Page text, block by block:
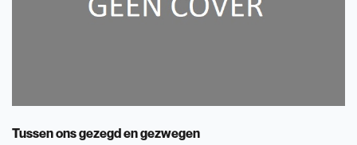
Tussen ons gezegd en gezwegen